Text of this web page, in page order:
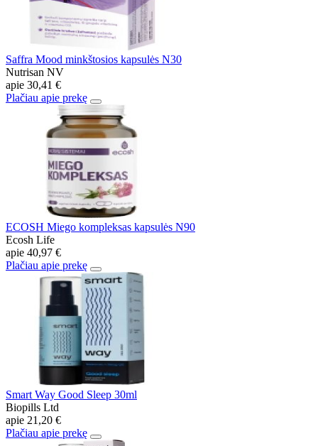
Saffra Mood minkštosios kapsulės N30
Nutrisan NV
apie 30,41 €
Plačiau apie prekę
ECOSH Miego kompleksas kapsulės N90
Ecosh Life
apie 40,97 €
Plačiau apie prekę
Smart Way Good Sleep 30ml
Biopills Ltd
apie 21,20 €
Plačiau apie prekę